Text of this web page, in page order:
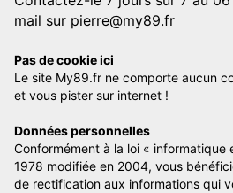
mail sur pierre@my89.fr
Pas de cookie ici
Le site My89.fr ne comporte aucun
et vous pister sur internet !
Données personnelles
Conformément à la loi « informatique
1978 modifiée en 2004, vous
de rectification aux informations qui